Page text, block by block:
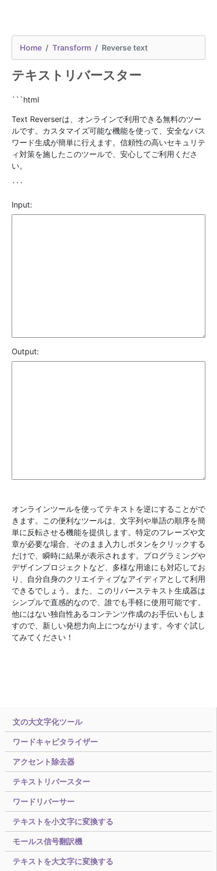
文の大文字化ツール
ワードキャピタライザー
アクセント除去器
テキストリバースター
ワードリバーサー
テキストを小文字に変換する
モールス信号翻訳機
テキストを大文字に変換する
Home Transform Reverse text
テキストリバースター
```html
Text Reverserは、オンラインで利用できる無料のツー
ルです。カスタマイズ可能な機能を使って、安全なパス
ワード生成が簡単に行えます。信頼性の高いセキュリテ
ィ対策を施したこのツールで、安心してご利用くださ
い。
```
Input:
Output:
オンラインツールを使ってテキストを逆にすることがで
きます。この便利なツールは、文字列や単語の順序を簡
単に反転させる機能を提供します。特定のフレーズや文
章が必要な場合、そのまま入力しボタンをクリックする
だけで、瞬時に結果が表示されます。プログラミングや
デザインプロジェクトなど、多様な用途にも対応してお
り、自分自身のクリエイティブなアイディアとして利用
できるでしょう。また、このリバーステキスト生成器は
シンプルで直感的なので、誰でも手軽に使用可能です。
他にはない独自性あるコンテンツ作成のお手伝いもしま
すので、新しい発想力向上につながります。今すぐ試し
てみてください！